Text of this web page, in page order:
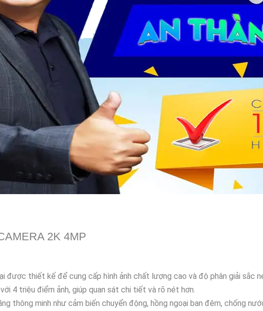
2K 4MP
được thiết kế để cung cấp hình ảnh chất lượng cao và độ phân giải sắc
4 triệu điểm ảnh, giúp quan sát chi tiết và rõ nét hơn.
thông minh như cảm biến chuyển động, hồng ngoại ban đêm, chống